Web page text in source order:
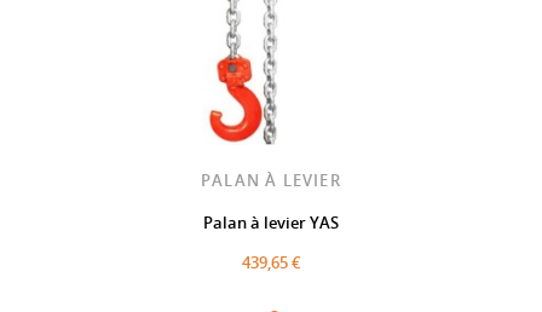
PALAN À LEVIER
Palan à levier YAS
439,65 €